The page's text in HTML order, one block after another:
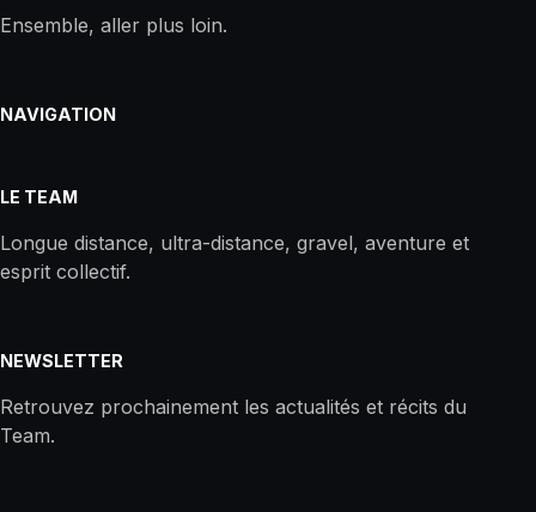
Ensemble, aller plus loin.
NAVIGATION
LE TEAM
Longue distance, ultra-distance, gravel, aventure et
esprit collectif.
NEWSLETTER
Retrouvez prochainement les actualités et récits du
Team.